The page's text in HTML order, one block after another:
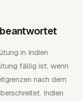
in Indien
fällig ist, wenn
nach dem
Indien